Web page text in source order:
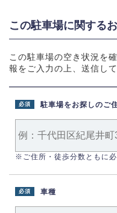
この駐車場に関する
この駐車場の空き状況を
報をご入力の上、送信して
駐車場をお探しのご
必須
※ご住所・徒歩分数ともに
車種
必須